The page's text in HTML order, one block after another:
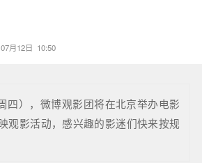
07月12日 10:50
四），微博观影团将在北京举办电影
观影活动，感兴趣的影迷们快来按规